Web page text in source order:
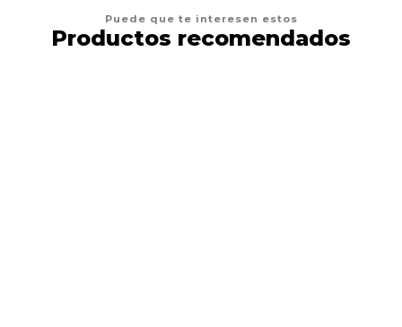
Puede que te interesen estos
Productos recomendados